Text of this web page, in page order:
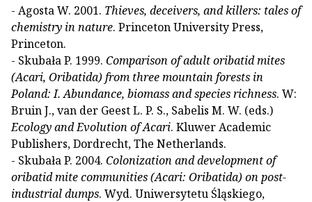
- Agosta W. 2001. Thieves, deceivers, and killers: tales of
chemistry in nature. Princeton University Press,
Princeton.
- Skubała P. 1999. Comparison of adult oribatid mites
(Acari, Oribatida) from three mountain forests in
Poland: I. Abundance, biomass and species richness. W:
Bruin J., van der Geest L. P. S., Sabelis M. W. (eds.)
Ecology and Evolution of Acari. Kluwer Academic
Publishers, Dordrecht, The Netherlands.
- Skubała P. 2004. Colonization and development of
oribatid mite communities (Acari: Oribatida) on post-
industrial dumps. Wyd. Uniwersytetu Śląskiego,